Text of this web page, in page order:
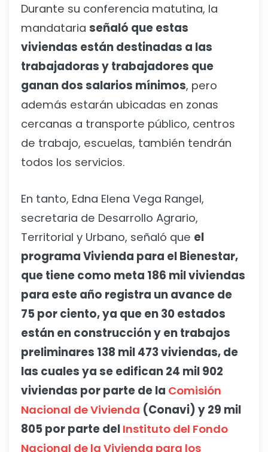
Durante su conferencia matutina, la
mandataria señaló que estas
viviendas están destinadas a las
trabajadoras y trabajadores que
ganan dos salarios mínimos, pero
además estarán ubicadas en zonas
cercanas a transporte público, centros
de trabajo, escuelas, también tendrán
todos los servicios.
En tanto, Edna Elena Vega Rangel,
secretaria de Desarrollo Agrario,
Territorial y Urbano, señaló que el
programa Vivienda para el Bienestar,
que tiene como meta 186 mil viviendas
para este año registra un avance de
75 por ciento, ya que en 30 estados
están en construcción y en trabajos
preliminares 138 mil 473 viviendas, de
las cuales ya se edifican 24 mil 902
viviendas por parte de la Comisión
Nacional de Vivienda (Conavi) y 29 mil
805 por parte del Instituto del Fondo
Nacional de la Vivienda para los